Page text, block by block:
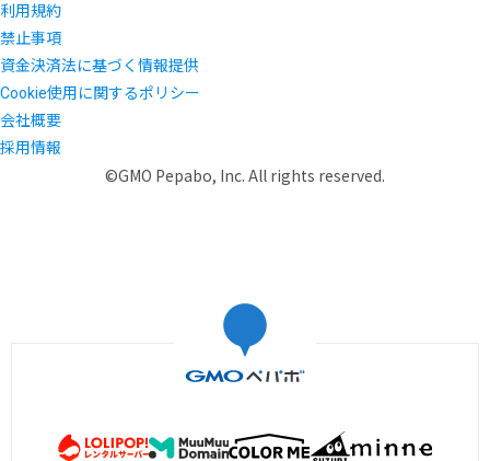
利用規約
禁止事項
資金決済法に基づく情報提供
Cookie使用に関するポリシー
会社概要
採用情報
©GMO Pepabo, Inc. All rights reserved.